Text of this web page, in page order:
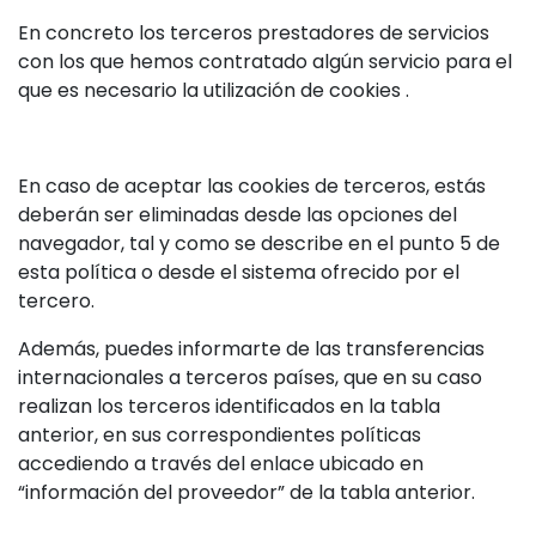
En concreto los terceros prestadores de servicios
con los que hemos contratado algún servicio para el
que es necesario la utilización de cookies .
En caso de aceptar las cookies de terceros, estás
deberán ser eliminadas desde las opciones del
navegador, tal y como se describe en el punto 5 de
esta política o desde el sistema ofrecido por el
tercero.
Además, puedes informarte de las transferencias
internacionales a terceros países, que en su caso
realizan los terceros identificados en la tabla
anterior, en sus correspondientes políticas
accediendo a través del enlace ubicado en
“información del proveedor” de la tabla anterior.